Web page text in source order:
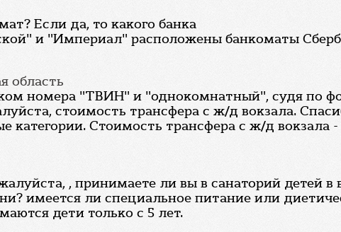
Если да, то какого банка
и "Империал" расположены банкоматы
область
номера "ТВИН" и "однокомнатный", судя по
стоимость трансфера с ж/д вокзала.
категории. Стоимость трансфера с ж/д вокзала -
, принимаете ли вы в санаторий детей в
имеется ли специальное питание или
дети только с 5 лет.